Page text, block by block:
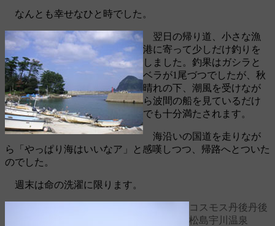
なんとも幸せなひと時でした。
翌日の帰り道、小さな漁
港に寄って少しだけ釣りを
しました。釣果はガシラと
ベラが1尾づつでしたが、秋
晴れの下、潮風を受けなが
ら波間の船を見ているだけ
でも十分満たされます。
海沿いの国道を走りなが
ら「やっぱり海はいいなア」と感嘆しつつ、帰路へとついた
のでした。
週末は命の洗濯に限ります。
コスモス 丹後丹後
松島宇川温泉